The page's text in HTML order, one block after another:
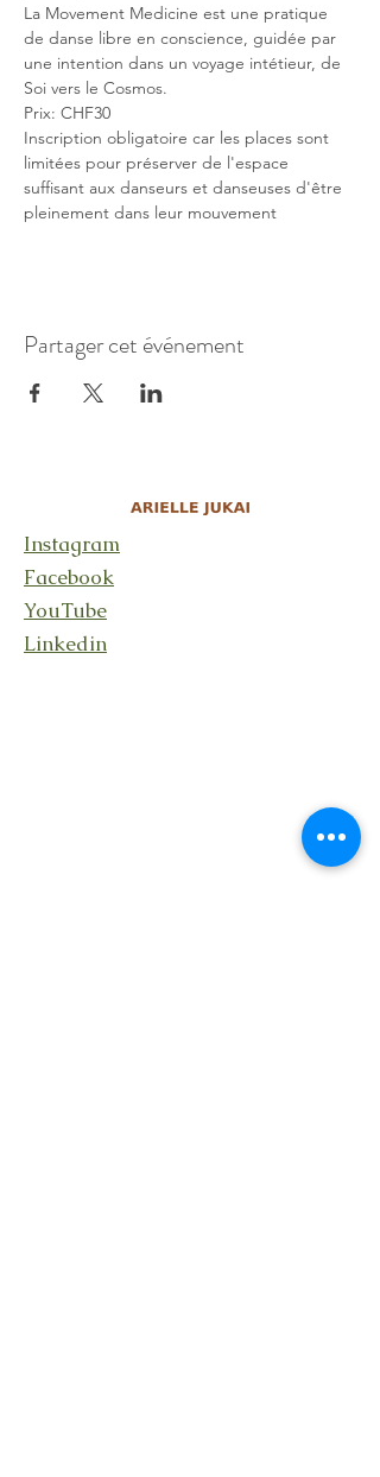
La Movement Medicine est une pratique
de danse libre en conscience, guidée par
une intention dans un voyage intétieur, de
Soi vers le Cosmos.
Prix: CHF30
Inscription obligatoire car les places sont
limitées pour préserver de l'espace
suffisant aux danseurs et danseuses d'être
pleinement dans leur mouvement
Partager cet événement
Instagram
Facebook
YouTube
Linkedin